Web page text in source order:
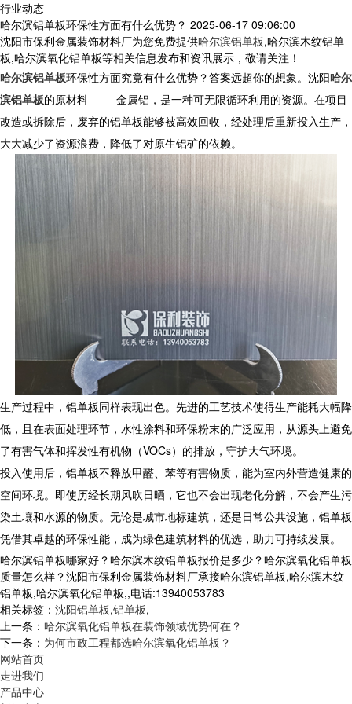
行业动态
哈尔滨铝单板环保性方面有什么优势？ 2025-06-17 09:06:00
沈阳市保利金属装饰材料厂为您免费提供哈尔滨铝单板,哈尔滨木纹铝单
板,哈尔滨氧化铝单板等相关信息发布和资讯展示，敬请关注！
哈尔滨铝单板环保性方面究竟有什么优势？答案远超你的想象。 沈阳哈尔
滨铝单板的原材料 —— 金属铝，是一种可无限循环利用的资源。在项目
改造或拆除后，废弃的铝单板能够被高效回收，经处理后重新投入生产，
大大减少了资源浪费，降低了对原生铝矿的依赖。
生产过程中， 铝单板同样表现出色。先进的工艺技术使得生产能耗大幅降
低，且在表面处理环节，水性涂料和环保粉末的广泛应用，从源头上避免
了有害气体和挥发性有机物（VOCs）的排放，守护大气环境。​
投入使用后， 铝单板不释放甲醛、苯等有害物质，能为室内外营造健康的
空间环境。即使历经长期风吹日晒，它也不会出现老化分解，不会产生污
染土壤和水源的物质。无论是城市地标建筑，还是日常公共设施， 铝单板
凭借其卓越的环保性能，成为绿色建筑材料的优选，助力可持续发展。
哈尔滨铝单板哪家好？哈尔滨木纹铝单板报价是多少？哈尔滨氧化铝单板
质量怎么样？沈阳市保利金属装饰材料厂承接哈尔滨铝单板,哈尔滨木纹
铝单板,哈尔滨氧化铝单板,,电话:13940053783
相关标签： 沈阳铝单板,铝单板,
上一条： 哈尔滨氧化铝单板在装饰领域优势何在？
下一条： 为何市政工程都选哈尔滨氧化铝单板？
网站首页
走进我们
产品中心